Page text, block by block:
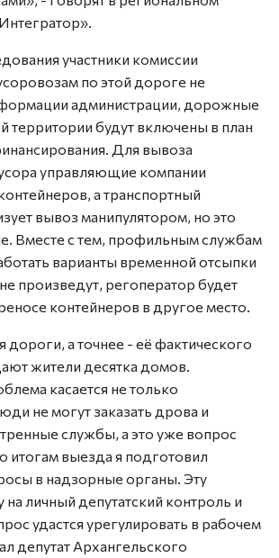
участники комиссии
по этой дороге не
администрации, дорожные
территории будут включены в план
Для вывоза
управляющие компании
а транспортный
вывоз манипулятором, но это
Вместе с тем, профильным службам
варианты временной отсыпки
произведут, регоператор будет
контейнеров в другое место.
дороги, а точнее - её фактического
жители десятка домов.
касается не только
не могут заказать дрова и
службы, а это уже вопрос
итогам выезда я подготовил
в надзорные органы. Эту
личный депутатский контроль и
удастся урегулировать в рабочем
депутат Архангельского